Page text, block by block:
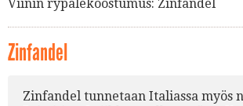
Viinin rypälekoostumus: Zinfandel
Zinfandel
Zinfandel tunnetaan Italiassa myös